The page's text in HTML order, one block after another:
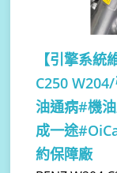
【引擎系統
C250
油通病#機
成一途
約保障廠